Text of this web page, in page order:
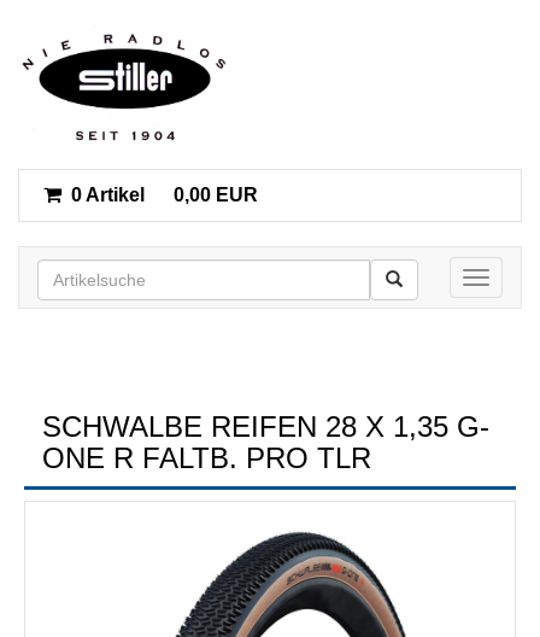
0 Artikel 0,00 EUR
Toggle
SCHWALBE REIFEN 28 X 1,35 G-
ONE R FALTB. PRO TLR